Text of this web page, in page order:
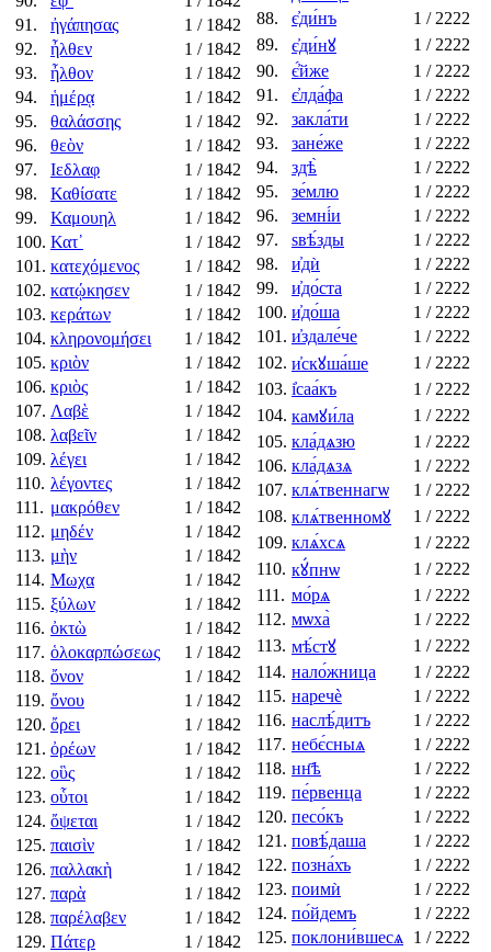
91.
ἠγάπησας 1 / 1842
92.
ἦλθεν 1 / 1842
93.
ἦλθον 1 / 1842
94.
ἡμέρᾳ 1 / 1842
95.
θαλάσσης 1 / 1842
96.
θεὸν 1 / 1842
97.
Ιεδλαφ 1 / 1842
98.
Καθίσατε 1 / 1842
99.
Καμουηλ 1 / 1842
100. Κατ᾿ 1 / 1842
101. κατεχόμενος 1 / 1842
102. κατῴκησεν 1 / 1842
103. κεράτων 1 / 1842
104. κληρονομήσει 1 / 1842
105. κριὸν 1 / 1842
106. κριὸς 1 / 1842
107. Λαβὲ 1 / 1842
108. λαβεῖν 1 / 1842
109. λέγει 1 / 1842
110. λέγοντες 1 / 1842
111. μακρόθεν 1 / 1842
112. μηδέν 1 / 1842
113. μὴν 1 / 1842
114. Μωχα 1 / 1842
115. ξύλων 1 / 1842
116. ὀκτὼ 1 / 1842
117. ὁλοκαρπώσεως 1 / 1842
118. ὄνον 1 / 1842
119. ὄνου 1 / 1842
120. ὄρει 1 / 1842
121. ὀρέων 1 / 1842
122. οὓς 1 / 1842
123. οὗτοι 1 / 1842
124. ὄψεται 1 / 1842
125. παισὶν 1 / 1842
126. παλλακὴ 1 / 1842
127. παρὰ 1 / 1842
128. παρέλαβεν 1 / 1842
129. Πάτερ 1 / 1842
88.
є҆ди́нъ 1 / 2222
89.
є҆ди́нꙋ 1 / 2222
90.
є҆́йже 1 / 2222
91.
є҆лда́фа 1 / 2222
92.
закла́ти 1 / 2222
93.
зане́же 1 / 2222
94.
здѣ̀ 1 / 2222
95.
зе́млю 1 / 2222
96.
земні́и 1 / 2222
97.
ѕвѣ́зды 1 / 2222
98.
и҆дѝ 1 / 2222
99.
и҆до́ста 1 / 2222
100. и҆до́ша 1 / 2222
101. и҆здале́че 1 / 2222
102. и҆скꙋша́ше 1 / 2222
103. і҆саа́къ 1 / 2222
104. камꙋи́ла 1 / 2222
105. кла́дѧзю 1 / 2222
106. кла́дѧзѧ 1 / 2222
107. клѧ́твеннагѡ 1 / 2222
108. клѧ́твенномꙋ 1 / 2222
109. клѧ́хсѧ 1 / 2222
110. кꙋ́пнѡ 1 / 2222
111. мо́рѧ 1 / 2222
112. мѡха̀ 1 / 2222
113. мѣ́стꙋ 1 / 2222
114. нало́жница 1 / 2222
115. наречѐ 1 / 2222
116. наслѣ́дитъ 1 / 2222
117. небє́сныѧ 1 / 2222
118. нн҃ѣ 1 / 2222
119. пе́рвенца 1 / 2222
120. песо́къ 1 / 2222
121. повѣ́даша 1 / 2222
122. позна́хъ 1 / 2222
123. поимѝ 1 / 2222
124. по́йдемъ 1 / 2222
125. поклони́вшесѧ 1 / 2222